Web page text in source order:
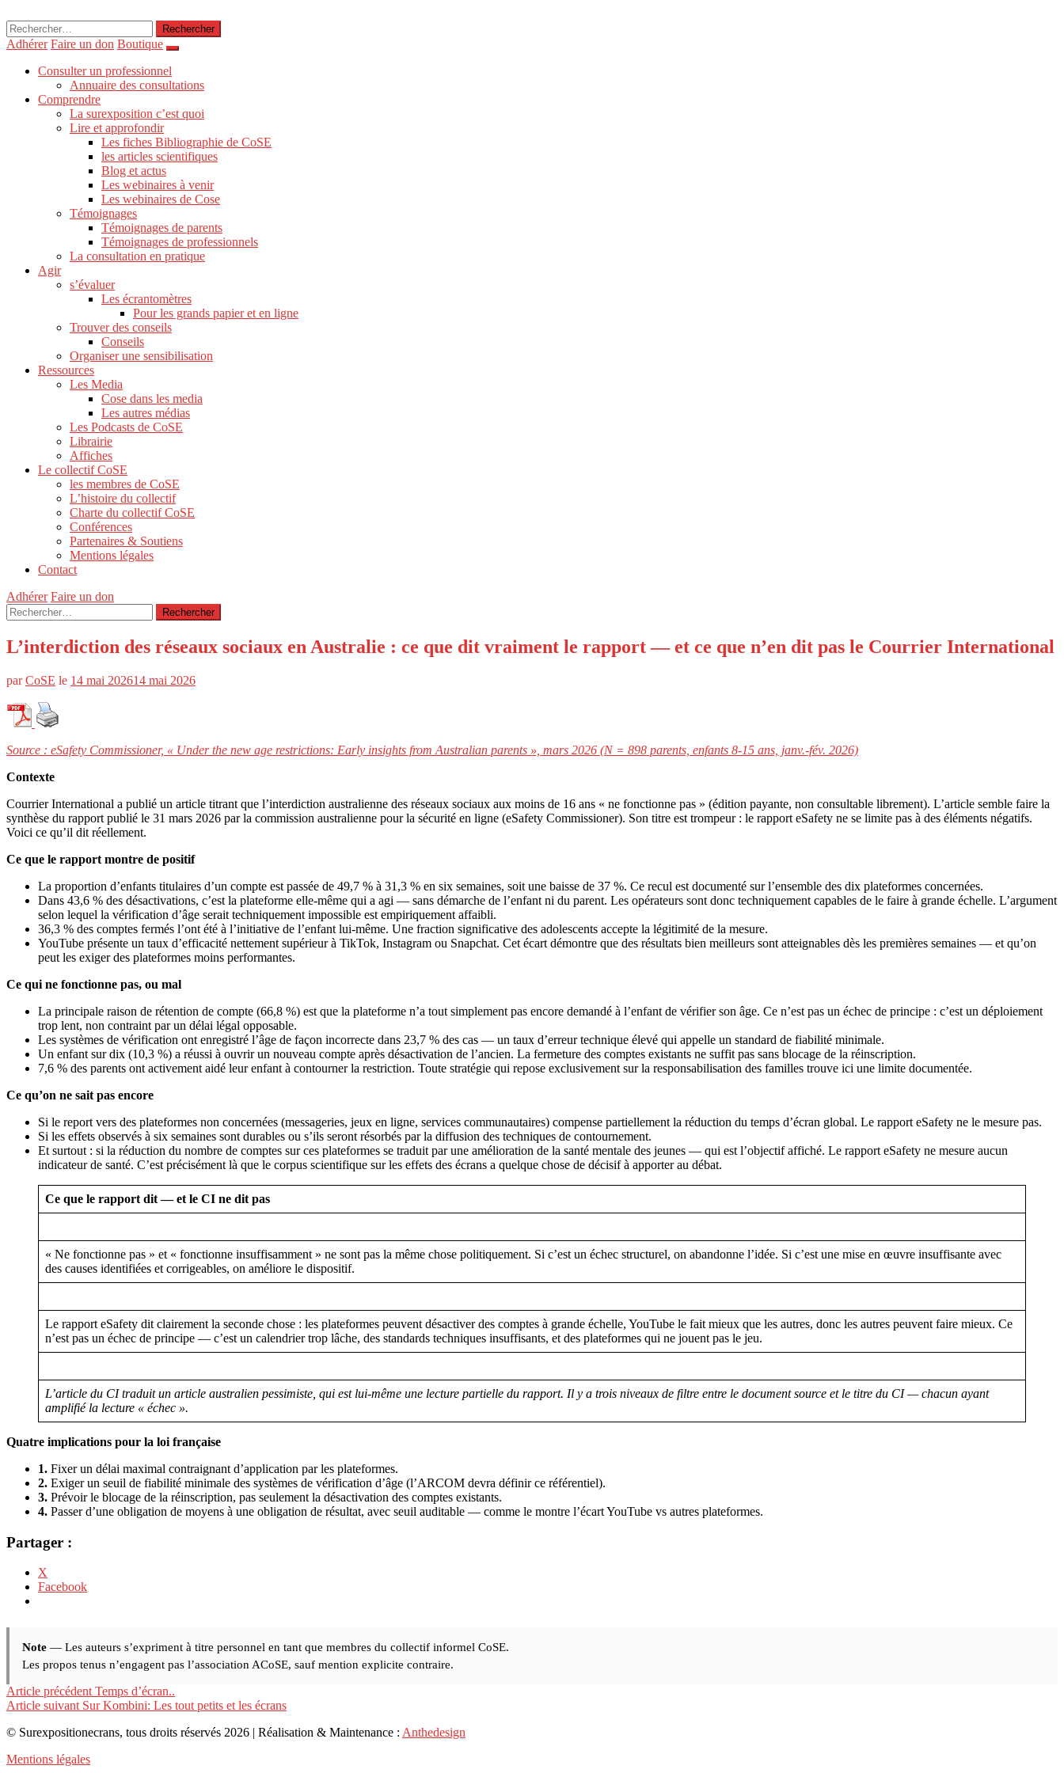
Rechercher :
Adhérer Faire un don Boutique
Consulter un professionnel
Annuaire des consultations
Comprendre
La surexposition c’est quoi
Lire et approfondir
Les fiches Bibliographie de CoSE
les articles scientifiques
Blog et actus
Les webinaires à venir
Les webinaires de Cose
Témoignages
Témoignages de parents
Témoignages de professionnels
La consultation en pratique
Agir
s’évaluer
Les écrantomètres
Pour les grands papier et en ligne
Trouver des conseils
Conseils
Organiser une sensibilisation
Ressources
Les Media
Cose dans les media
Les autres médias
Les Podcasts de CoSE
Librairie
Affiches
Le collectif CoSE
les membres de CoSE
L’histoire du collectif
Charte du collectif CoSE
Conférences
Partenaires & Soutiens
Mentions légales
Contact
Adhérer Faire un don
Rechercher :
L’interdiction des réseaux sociaux en Australie : ce que dit vraiment le rapport — et ce que n’en dit pas le Courrier International
parCoSE le 14 mai 202614 mai 2026
Source : eSafety Commissioner, « Under the new age restrictions: Early insights from Australian parents », mars 2026 (N = 898 parents, enfants 8-15 ans, janv.-fév. 2026)
Contexte
Courrier International a publié un article titrant que l’interdiction australienne des réseaux sociaux aux moins de 16 ans « ne fonctionne pas » (édition payante, non consultable librement). L’article semble faire la
synthèse du rapport publié le 31 mars 2026 par la commission australienne pour la sécurité en ligne (eSafety Commissioner). Son titre est trompeur : le rapport eSafety ne se limite pas à des éléments négatifs.
Voici ce qu’il dit réellement.
Ce que le rapport montre de positif
La proportion d’enfants titulaires d’un compte est passée de 49,7 % à 31,3 % en six semaines, soit une baisse de 37 %. Ce recul est documenté sur l’ensemble des dix plateformes concernées.
Dans 43,6 % des désactivations, c’est la plateforme elle-même qui a agi — sans démarche de l’enfant ni du parent. Les opérateurs sont donc techniquement capables de le faire à grande échelle. L’argument
selon lequel la vérification d’âge serait techniquement impossible est empiriquement affaibli.
36,3 % des comptes fermés l’ont été à l’initiative de l’enfant lui-même. Une fraction significative des adolescents accepte la légitimité de la mesure.
YouTube présente un taux d’efficacité nettement supérieur à TikTok, Instagram ou Snapchat. Cet écart démontre que des résultats bien meilleurs sont atteignables dès les premières semaines — et qu’on
peut les exiger des plateformes moins performantes.
Ce qui ne fonctionne pas, ou mal
La principale raison de rétention de compte (66,8 %) est que la plateforme n’a tout simplement pas encore demandé à l’enfant de vérifier son âge. Ce n’est pas un échec de principe : c’est un déploiement
trop lent, non contraint par un délai légal opposable.
Les systèmes de vérification ont enregistré l’âge de façon incorrecte dans 23,7 % des cas — un taux d’erreur technique élevé qui appelle un standard de fiabilité minimale.
Un enfant sur dix (10,3 %) a réussi à ouvrir un nouveau compte après désactivation de l’ancien. La fermeture des comptes existants ne suffit pas sans blocage de la réinscription.
7,6 % des parents ont activement aidé leur enfant à contourner la restriction. Toute stratégie qui repose exclusivement sur la responsabilisation des familles trouve ici une limite documentée.
Ce qu’on ne sait pas encore
Si le report vers des plateformes non concernées (messageries, jeux en ligne, services communautaires) compense partiellement la réduction du temps d’écran global. Le rapport eSafety ne le mesure pas.
Si les effets observés à six semaines sont durables ou s’ils seront résorbés par la diffusion des techniques de contournement.
Et surtout : si la réduction du nombre de comptes sur ces plateformes se traduit par une amélioration de la santé mentale des jeunes — qui est l’objectif affiché. Le rapport eSafety ne mesure aucun
indicateur de santé. C’est précisément là que le corpus scientifique sur les effets des écrans a quelque chose de décisif à apporter au débat.
Ce que le rapport dit — et le CI ne dit pas
« Ne fonctionne pas » et « fonctionne insuffisamment » ne sont pas la même chose politiquement. Si c’est un échec structurel, on abandonne l’idée. Si c’est une mise en œuvre insuffisante avec
des causes identifiées et corrigeables, on améliore le dispositif.
Le rapport eSafety dit clairement la seconde chose : les plateformes peuvent désactiver des comptes à grande échelle, YouTube le fait mieux que les autres, donc les autres peuvent faire mieux. Ce
n’est pas un échec de principe — c’est un calendrier trop lâche, des standards techniques insuffisants, et des plateformes qui ne jouent pas le jeu.
L’article du CI traduit un article australien pessimiste, qui est lui-même une lecture partielle du rapport. Il y a trois niveaux de filtre entre le document source et le titre du CI — chacun ayant
amplifié la lecture « échec ».
Quatre implications pour la loi française
1. Fixer un délai maximal contraignant d’application par les plateformes.
2. Exiger un seuil de fiabilité minimale des systèmes de vérification d’âge (l’ARCOM devra définir ce référentiel).
3. Prévoir le blocage de la réinscription, pas seulement la désactivation des comptes existants.
4. Passer d’une obligation de moyens à une obligation de résultat, avec seuil auditable — comme le montre l’écart YouTube vs autres plateformes.
Partager :
X
Facebook
Note — Les auteurs s’expriment à titre personnel en tant que membres du collectif informel CoSE.
Les propos tenus n’engagent pas l’association ACoSE, sauf mention explicite contraire.
Lire
la
suite
Article précédent Temps d’écran..
Article suivant Sur Kombini: Les tout petits et les écrans
© Surexpositionecrans, tous droits réservés 2026 | Réalisation & Maintenance : Anthedesign
Mentions légales